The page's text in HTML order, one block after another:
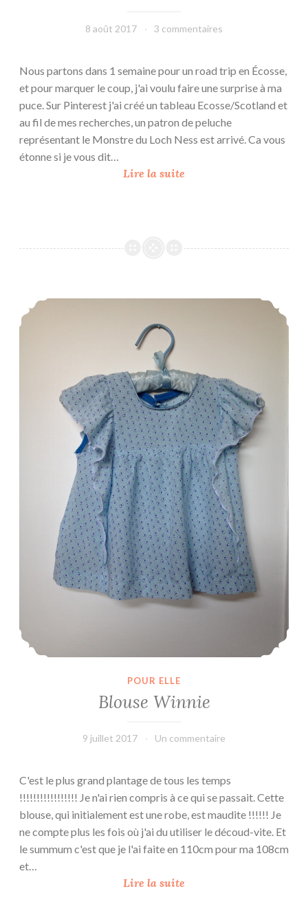
i
e
2
0
1
7
8 août 2017 leffetmain
3 commentaires
Nous partons dans 1 semaine pour un road trip en Écosse,
et pour marquer le coup, j'ai voulu faire une surprise à ma
puce. Sur Pinterest j'ai créé un tableau Ecosse/Scotland et
au fil de mes recherches, un patron de peluche
représentant le Monstre du Loch Ness est arrivé. Ca vous
étonne si je vous dit…
Lire la suite
Blouse Winnie
POUR ELLE
Blouse Winnie
9 juillet 2017 leffetmain
Un commentaire
C'est le plus grand plantage de tous les temps
!!!!!!!!!!!!!!!!! Je n'ai rien compris à ce qui se passait. Cette
blouse, qui initialement est une robe, est maudite !!!!!! Je
ne compte plus les fois où j'ai du utiliser le découd-vite. Et
le summum c'est que je l'ai faite en 110cm pour ma 108cm
et…
Lire la suite